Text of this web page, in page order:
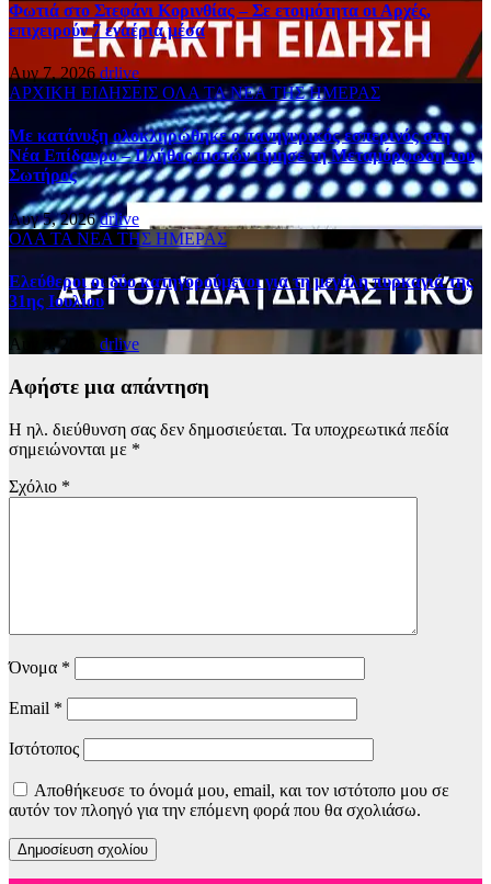
Φωτιά στο Στεφάνι Κορινθίας – Σε ετοιμότητα οι Αρχές,
επιχειρούν 7 εναέρια μέσα
Αυγ 7, 2026drlive
ΑΡΧΙΚΗ ΕΙΔΗΣΕΙΣ ΟΛΑ ΤΑ ΝΕΑ ΤΗΣ ΗΜΕΡΑΣ
Με κατάνυξη ολοκληρώθηκε ο πανηγυρικός εσπερινός στη
Νέα Επίδαυρο – Πλήθος πιστών τίμησε τη Μεταμόρφωση του
Σωτήρος
Αυγ 5, 2026drlive
ΟΛΑ ΤΑ ΝΕΑ ΤΗΣ ΗΜΕΡΑΣ
Ελεύθεροι οι δύο κατηγορούμενοι για τη μεγάλη πυρκαγιά της
31ης Ιουλίου
Αυγ 5, 2026 drlive
Αφήστε μια απάντηση
Η ηλ. διεύθυνση σας δεν δημοσιεύεται. Τα υποχρεωτικά πεδία
σημειώνονται με *
Σχόλιο *
Όνομα *
Email *
Ιστότοπος
Αποθήκευσε το όνομά μου, email, και τον ιστότοπο μου σε
αυτόν τον πλοηγό για την επόμενη φορά που θα σχολιάσω.